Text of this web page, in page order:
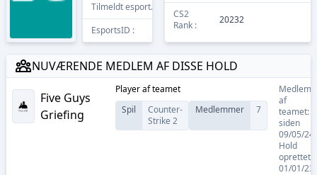
Tilmeldt esport.dk
09/05/2024
EsportsID :
12931
CS2
Rank :
20232
NUVÆRENDE MEDLEM AF DISSE HOLD
Five Guys
Griefing
Playeraf teamet
Spil
Counter-
Strike 2
Medlemmer 7
Medlem
af
teamet:
siden
09/05/24
Hold
oprettet:
01/01/23